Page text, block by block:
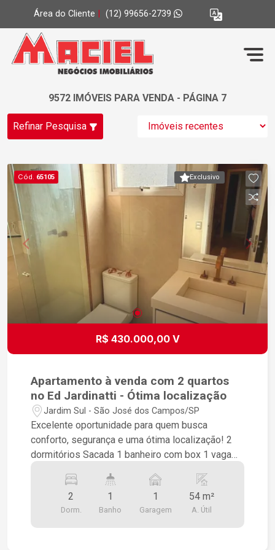
Área do Cliente (12) 99656-2739
9572 IMÓVEIS PARA VENDA - PÁGINA 7
Refinar Pesquisa
Exclusivo
Cód. 65105
R$ 430.000,00 V
Apartamento à venda com 2 quartos
no Ed Jardinatti - Ótima localização
Jardim Sul - São José dos Campos/SP
Excelente oportunidade para quem busca
conforto, segurança e uma ótima localização! 2
dormitórios Sacada 1 banheiro com box 1 vaga
Recém-reformado, pronto para morar!
Diferenciais do condomínio: Portaria 24 horas 2
salões de festas Quadra poliesportiva
2
Dorm.
1
Banho
1
Garagem
54 m²
A. Útil